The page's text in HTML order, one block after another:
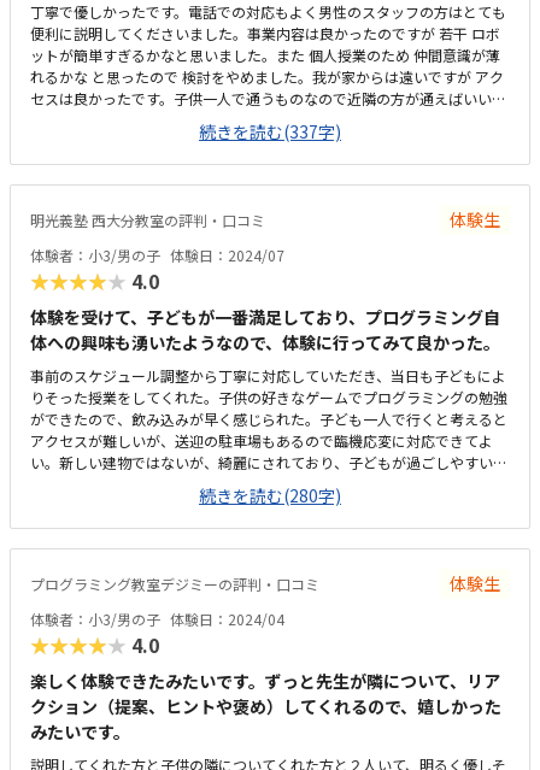
丁寧で優しかったです。電話での対応もよく男性のスタッフの方はとても
便利に説明してくださいました。事業内容は良かったのですが 若干 ロボ
ットが簡単すぎるかなと思いました。また 個人授業のため 仲間意識が薄
れるかな と思ったので 検討をやめました。我が家からは遠いですが アク
セスは良かったです。子供一人で通うものなので近隣の方が通えばいいと
思います。思った以上に 綺麗な 設備 だったようで、先生も優しそうで 雰
囲気は とりあえず 良かったようです。ロボット教室としては妥当だと思
いました。しかも 他の教室にはない レンタル料金があるのはすごくいい
と思いました。スクラッチが好きなので コード自体は楽しかったようで
続きを読む(337字)
明光義塾 西大分教室の評判・口コミ 体験生
体験者：小3/男の子 体験日：2024/07
★★★★★ 4.0
体験を受けて、子どもが一番満足しており、プログラミング自
体への興味も湧いたようなので、体験に行ってみて良かった。
事前のスケジュール調整から丁寧に対応していただき、当日も子どもによ
りそった授業をしてくれた。子供の好きなゲームでプログラミングの勉強
ができたので、飲み込みが早く感じられた。子ども一人で行くと考えると
アクセスが難しいが、送迎の駐車場もあるので臨機応変に対応できてよ
い。新しい建物ではないが、綺麗にされており、子どもが過ごしやすい教
室となっていたのでよかった。他の習い事と比較すると料金が高く、今後
ずっと続けていくと考えると他の教室との調整含め即決するのが難しく感
じた。子どもが楽しめる内容だったので、本人も満足しており意欲が湧い
ているようなので、とても良かった。
続きを読む(280字)
プログラミング教室デジミーの評判・口コミ 体験生
体験者：小3/男の子 体験日：2024/04
★★★★★ 4.0
楽しく体験できたみたいです。ずっと先生が隣について、リア
クション（提案、ヒントや褒め）してくれるので、嬉しかった
みたいです。
説明してくれた方と子供の隣についてくれた方と２人いて、明るく優しそ